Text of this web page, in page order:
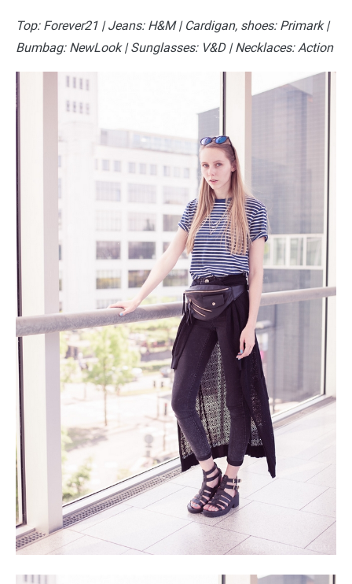
Top: Forever21 | Jeans: H&M | Cardigan, shoes: Primark |
Bumbag: NewLook | Sunglasses: V&D | Necklaces: Action